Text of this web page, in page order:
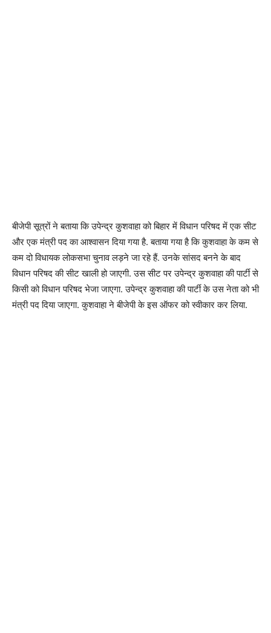
बीजेपी सूत्रों ने बताया कि उपेन्द्र कुशवाहा को बिहार में विधान परिषद में एक सीट
और एक मंत्री पद का आश्वासन दिया गया है. बताया गया है कि कुशवाहा के कम से
कम दो विधायक लोकसभा चुनाव लड़ने जा रहे हैं. उनके सांसद बनने के बाद
विधान परिषद की सीट खाली हो जाएगी. उस सीट पर उपेन्द्र कुशवाहा की पार्टी से
किसी को विधान परिषद भेजा जाएगा. उपेन्द्र कुशवाहा की पार्टी के उस नेता को भी
मंत्री पद दिया जाएगा. कुशवाहा ने बीजेपी के इस ऑफर को स्वीकार कर लिया.